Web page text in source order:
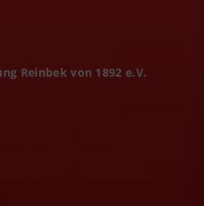
Reinbek von 1892 e.V.